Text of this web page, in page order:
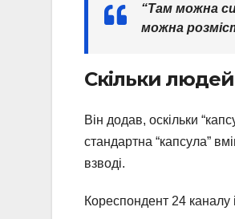
“Там можна
можна
Скільки людей
Він додав, оскільки
стандартна “капсула”
взводі.
Кореспондент 24 каналу